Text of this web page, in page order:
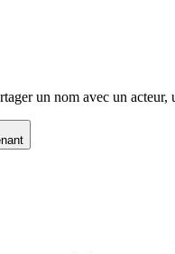
un nom avec un